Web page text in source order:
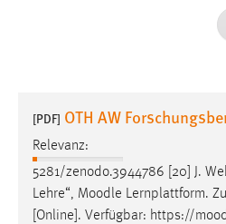
[PDF] OTH AW
Relevanz:
5281/zenodo.3944786 [20] J.
Lehre“, Moodle Lernplattform.
[Online]. Verfügbar: https://
Dieser Cookie speichert die
Performance
Name: